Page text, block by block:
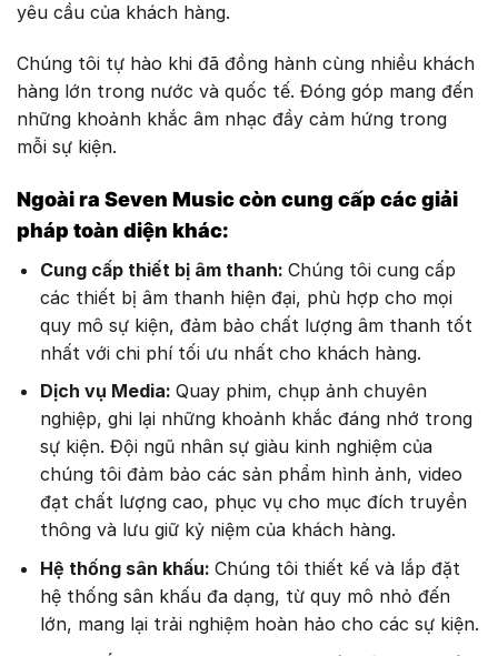
yêu cầu của khách hàng.
Chúng tôi tự hào khi đã đồng hành cùng nhiều khách
hàng lớn trong nước và quốc tế. Đóng góp mang đến
những khoảnh khắc âm nhạc đầy cảm hứng trong
mỗi sự kiện.
Ngoài ra Seven Music còn cung cấp các giải
pháp toàn diện khác:
Cung cấp thiết bị âm thanh: Chúng tôi cung cấp
các thiết bị âm thanh hiện đại, phù hợp cho mọi
quy mô sự kiện, đảm bảo chất lượng âm thanh tốt
nhất với chi phí tối ưu nhất cho khách hàng.
Dịch vụ Media: Quay phim, chụp ảnh chuyên
nghiệp, ghi lại những khoảnh khắc đáng nhớ trong
sự kiện. Đội ngũ nhân sự giàu kinh nghiệm của
chúng tôi đảm bảo các sản phẩm hình ảnh, video
đạt chất lượng cao, phục vụ cho mục đích truyền
thông và lưu giữ kỷ niệm của khách hàng.
Hệ thống sân khấu: Chúng tôi thiết kế và lắp đặt
hệ thống sân khấu đa dạng, từ quy mô nhỏ đến
lớn, mang lại trải nghiệm hoàn hảo cho các sự kiện.